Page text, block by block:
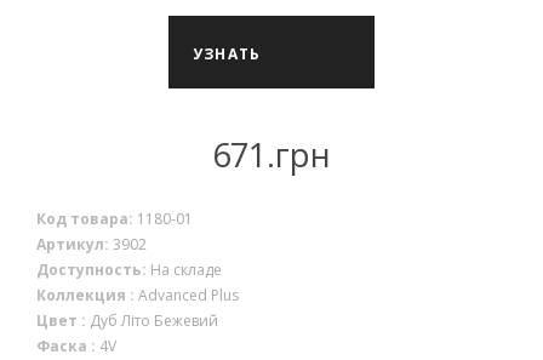
УЗНАТЬ
671.грн
Код товара: 1180-01
Артикул: 3902
Доступность: На складе
Коллекция : Advanced Plus
Цвет : Дуб Літо Бежевий
Фаска : 4V